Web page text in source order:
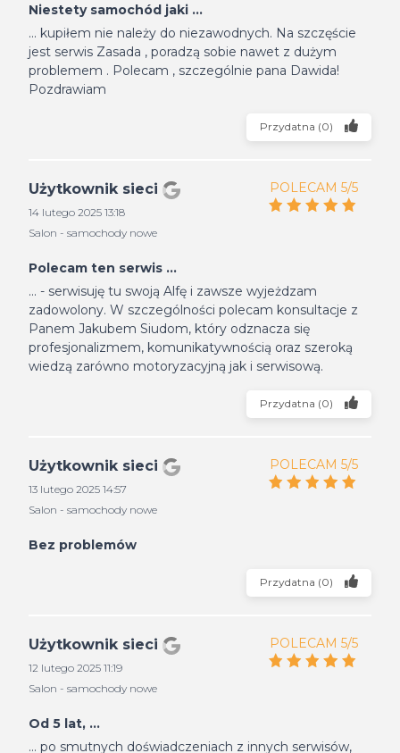
Niestety samochód jaki ...
... kupiłem nie należy do niezawodnych. Na szczęście
jest serwis Zasada , poradzą sobie nawet z dużym
problemem . Polecam , szczególnie pana Dawida!
Pozdrawiam
Przydatna (0)
Użytkownik sieci
14 lutego 2025 13:18
Salon - samochody nowe
POLECAM 5/5
Polecam ten serwis ...
... - serwisuję tu swoją Alfę i zawsze wyjeżdzam
zadowolony. W szczególności polecam konsultacje z
Panem Jakubem Siudom, który odznacza się
profesjonalizmem, komunikatywnością oraz szeroką
wiedzą zarówno motoryzacyjną jak i serwisową.
Przydatna (0)
Użytkownik sieci
13 lutego 2025 14:57
Salon - samochody nowe
POLECAM 5/5
Bez problemów
Przydatna (0)
Użytkownik sieci
12 lutego 2025 11:19
Salon - samochody nowe
POLECAM 5/5
Od 5 lat, ...
... po smutnych doświadczeniach z innych serwisów,